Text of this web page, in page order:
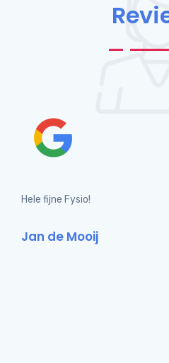
Hele fijne Fysio!
Jan de Mooij